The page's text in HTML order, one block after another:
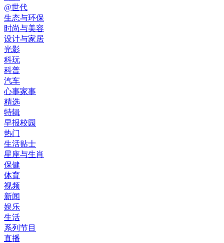
@世代
生态与环保
时尚与美容
设计与家居
光影
科玩
科普
汽车
心事家事
精选
特辑
早报校园
热门
生活贴士
星座与生肖
保健
体育
视频
新闻
娱乐
生活
系列节目
直播